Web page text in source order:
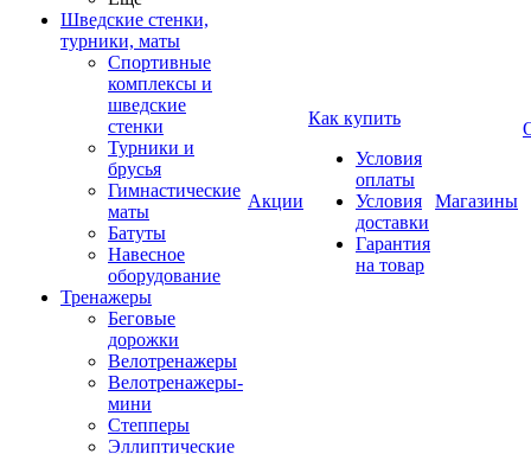
Шведские стенки,
турники, маты
Спортивные
комплексы и
шведские
стенки
Турники и
брусья
Гимнастические
маты
Батуты
Навесное
оборудование
Тренажеры
Беговые
дорожки
Велотренажеры
Велотренажеры-
мини
Степперы
Эллиптические
Акции
Как купить
Условия
оплаты
Условия
доставки
Гарантия
на товар
Магазины